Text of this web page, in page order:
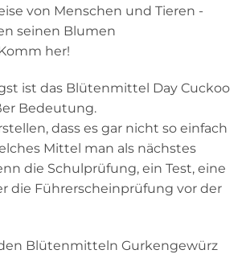
von Menschen und Tieren -
seinen Blumen
her!
ist das Blütenmittel Day Cuckoo
Bedeutung.
dass es gar nicht so einfach
Mittel man als nächstes
die Schulprüfung, ein Test, eine
die Führerscheinprüfung vor der
Blütenmitteln Gurkengewürz